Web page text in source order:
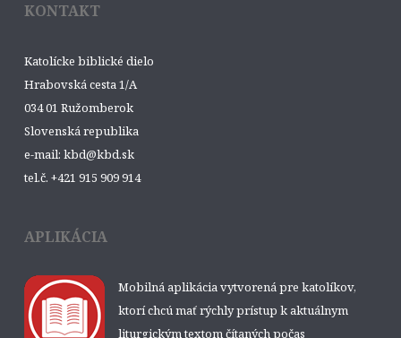
KONTAKT
Katolícke biblické dielo
Hrabovská cesta 1/A
034 01 Ružomberok
Slovenská republika
e-mail: kbd@kbd.sk
tel.č. +421 915 909 914
APLIKÁCIA
Mobilná aplikácia vytvorená pre katolíkov,
ktorí chcú mať rýchly prístup k aktuálnym
liturgickým textom čítaných počas